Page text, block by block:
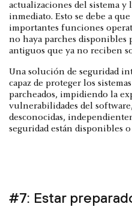
actualizaciones del sistema y
inmediato. Esto se debe a
importantes funciones
no haya parches disponibles
antiguos que ya no reciben
Una solución de seguridad
capaz de proteger los
parcheados, impidiendo la
vulnerabilidades del
desconocidas,
seguridad están disponibles o
#7: Estar